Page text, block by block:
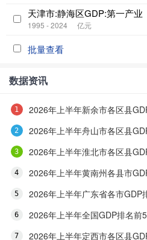
天津市:静海区GDP:第一产业
1995 - 2024 亿元
批量查看
数据资讯
2026年上半年新余市各区县
2026年上半年舟山市各区县
2026年上半年淮北市各区县
2026年上半年黄南州各县市
2026年上半年广东省各市GDP
2026年上半年全国GDP排名前
2026年上半年定西市各区县